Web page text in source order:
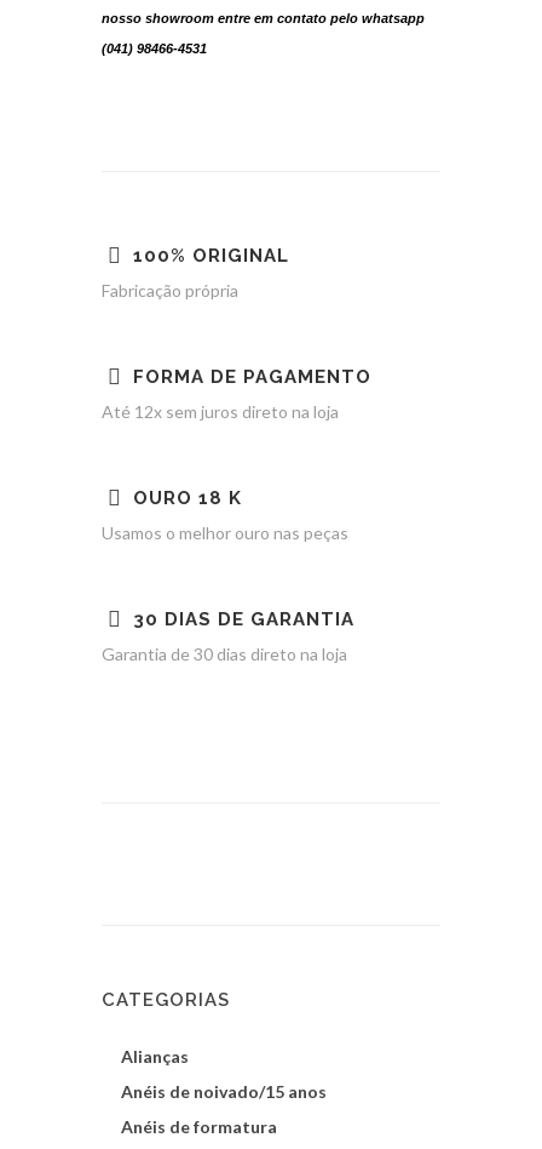
nosso showroom entre em contato pelo whatsapp
(041) 98466-4531
100% ORIGINAL
Fabricação própria
FORMA DE PAGAMENTO
Até 12x sem juros direto na loja
OURO 18 K
Usamos o melhor ouro nas peças
30 DIAS DE GARANTIA
Garantia de 30 dias direto na loja
CATEGORIAS
Alianças
Anéis de noivado/15 anos
Anéis de formatura